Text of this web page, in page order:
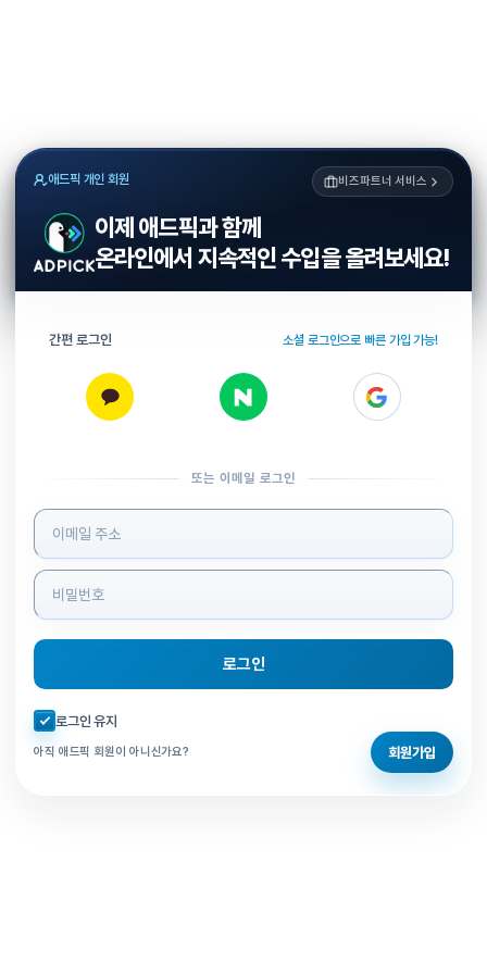
애드픽 개인 회원 비즈파트너 서비스
이제 애드픽과 함께
온라인에서 지속적인 수입을 올려보세요!
간편 로그인 소셜 로그인으로 빠른 가입 가능!
또는 이메일 로그인
로그인 정보 입력
로그인
자동로그인 체크
로그인 유지
아직 애드픽 회원이 아니신가요? 회원가입